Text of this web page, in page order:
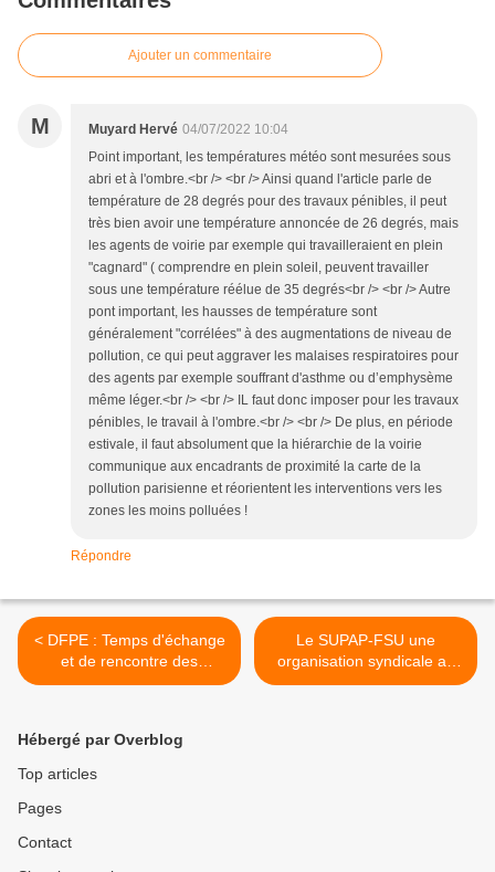
Ajouter un commentaire
M Muyard Hervé 04/07/2022 10:04
Point important, les températures météo sont mesurées sous
abri et à l'ombre.<br /> <br /> Ainsi quand l'article parle de
température de 28 degrés pour des travaux pénibles, il peut
très bien avoir une température annoncée de 26 degrés, mais
les agents de voirie par exemple qui travailleraient en plein
"cagnard" ( comprendre en plein soleil, peuvent travailler
sous une température réélue de 35 degrés<br /> <br /> Autre
pont important, les hausses de température sont
généralement "corrélées" à des augmentations de niveau de
pollution, ce qui peut aggraver les malaises respiratoires pour
des agents par exemple souffrant d'asthme ou d’emphysème
même léger.<br /> <br /> IL faut donc imposer pour les travaux
pénibles, le travail à l'ombre.<br /> <br /> De plus, en période
estivale, il faut absolument que la hiérarchie de la voirie
communique aux encadrants de proximité la carte de la
pollution parisienne et réorientent les interventions vers les
zones les moins polluées !
Répondre
< DFPE : Temps d'échange
et de rencontre des
agent.es en visio Vendredi
Le SUPAP-FSU une
organisation syndicale au
service des agents de la
Hébergé par Overblog
Top articles
Pages
Contact